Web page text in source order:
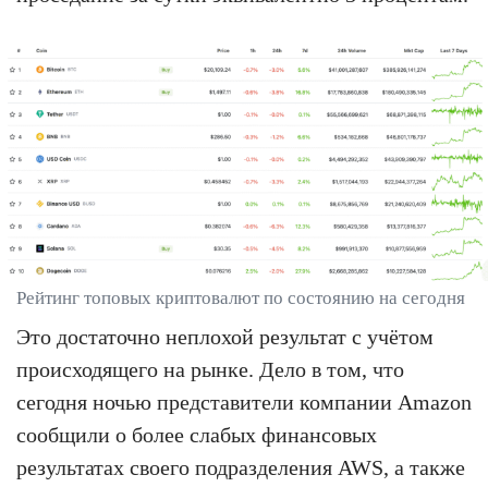
Рейтинг топовых криптовалют по состоянию на сегодня
Это достаточно неплохой результат с учётом
происходящего на рынке. Дело в том, что
сегодня ночью представители компании Amazon
сообщили о более слабых финансовых
результатах своего подразделения AWS, а также